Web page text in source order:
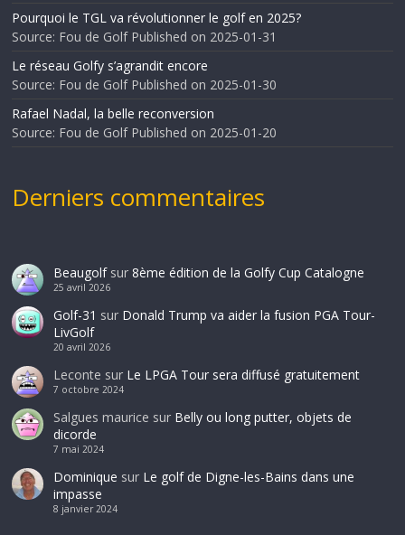
Pourquoi le TGL va révolutionner le golf en 2025?
Source: Fou de Golf Published on 2025-01-31
Le réseau Golfy s’agrandit encore
Source: Fou de Golf Published on 2025-01-30
Rafael Nadal, la belle reconversion
Source: Fou de Golf Published on 2025-01-20
Derniers commentaires
Beaugolfsur 8ème édition de la Golfy Cup Catalogne
25 avril 2026
Golf-31 sur Donald Trump va aider la fusion PGA Tour-
LivGolf
20 avril 2026
Leconte sur Le LPGA Tour sera diffusé gratuitement
7 octobre 2024
Salgues maurice sur Belly ou long putter, objets de
dicorde
7 mai 2024
Dominique sur Le golf de Digne-les-Bains dans une
impasse
8 janvier 2024